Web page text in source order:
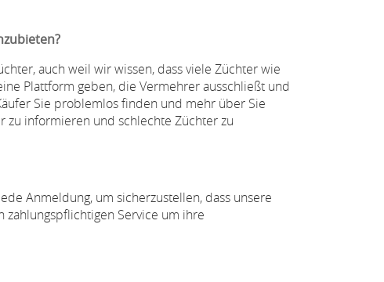
auch weil wir wissen, dass viele Züchter wie
Plattform geben, die Vermehrer ausschließt und
Sie problemlos finden und mehr über Sie
zu informieren und schlechte Züchter zu
Anmeldung, um sicherzustellen, dass unsere
Service um ihre